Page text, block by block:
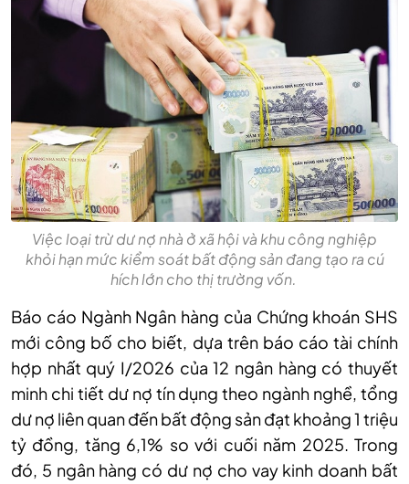
Việc loại trừ dư nợ nhà ở xã hội và khu công nghiệp
khỏi hạn mức kiểm soát bất động sản đang tạo ra cú
hích lớn cho thị trường vốn.
Báo cáo Ngành Ngân hàng của Chứng khoán SHS
mới công bố cho biết, dựa trên báo cáo tài chính
hợp nhất quý I/2026 của 12 ngân hàng có thuyết
minh chi tiết dư nợ tín dụng theo ngành nghề, tổng
dư nợ liên quan đến bất động sản đạt khoảng 1 triệu
tỷ đồng, tăng 6,1% so với cuối năm 2025. Trong
đó, 5 ngân hàng có dư nợ cho vay kinh doanh bất